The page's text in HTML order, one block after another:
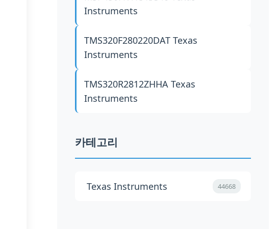
Instruments
TMS320F280220DATTexas
Instruments
TMS320R2812ZHHATexas
Instruments
카테고리
Texas Instruments 44668